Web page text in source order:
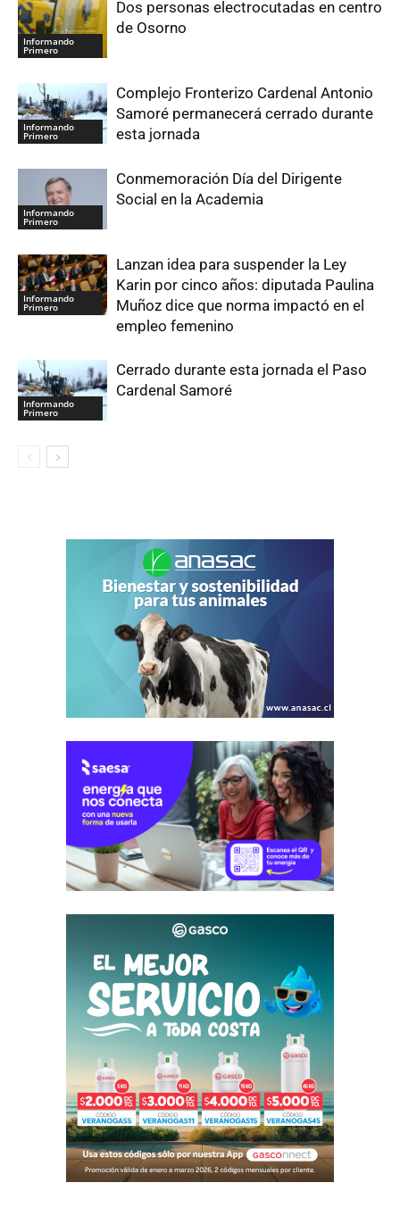
Informando
Primero
Dos personas electrocutadas en centro
de Osorno
Informando
Primero
Complejo Fronterizo Cardenal Antonio
Samoré permanecerá cerrado durante
esta jornada
Informando
Primero
Conmemoración Día del Dirigente
Social en la Academia
Informando
Primero
Lanzan idea para suspender la Ley
Karin por cinco años: diputada Paulina
Muñoz dice que norma impactó en el
empleo femenino
Informando
Primero
Cerrado durante esta jornada el Paso
Cardenal Samoré